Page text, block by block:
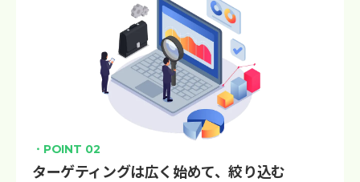
・POINT 02
ターゲティングは広く始めて、絞り込む